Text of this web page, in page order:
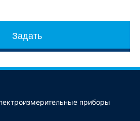
Задать
приборы